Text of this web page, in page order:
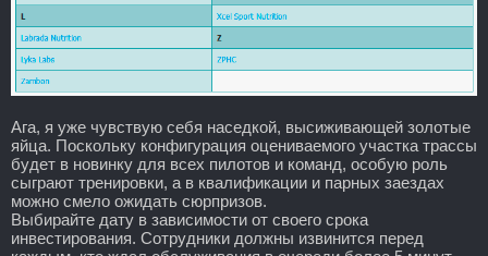
Ага, я уже чувствую себя наседкой, высиживающей золотые
яйца. Поскольку конфигурация оцениваемого участка трассы
будет в новинку для всех пилотов и команд, особую роль
сыграют тренировки, а в квалификации и парных заездах
можно смело ожидать сюрпризов.
Выбирайте дату в зависимости от своего срока
инвестирования. Сотрудники должны извинится перед